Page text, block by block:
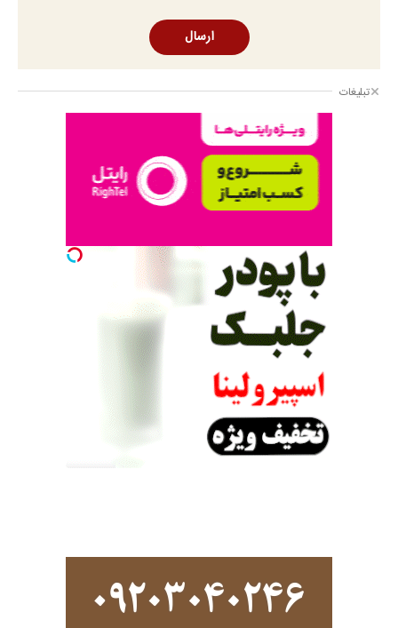
ارسال
تبلیغات